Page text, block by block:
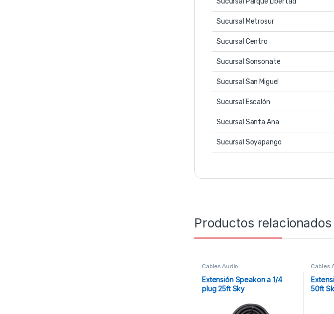
Sucursal Metrosur
Sucursal Centro
Sucursal Sonsonate
Sucursal San Miguel
Sucursal Escalón
Sucursal Santa Ana
Sucursal Soyapango
Productos relacionados
Cables Audio
Extensión Speakon a 1/4
plug 25ft Sky
Cables
50ft